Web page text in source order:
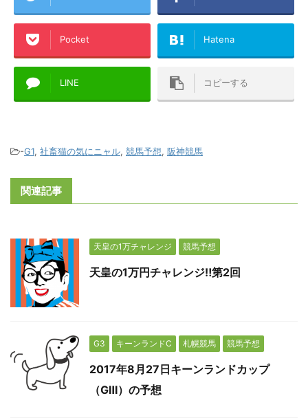
Pocket Hatena
LINE コピーする
-G1, 社畜猫の気にニャル, 競馬予想, 阪神競馬
関連記事
天皇の1万チャレンジ 競馬予想
天皇の1万円チャレンジ‼第2回
G3 キーンランドC 札幌競馬 競馬予想
2017年8月27日キーンランドカップ
（GⅢ）の予想